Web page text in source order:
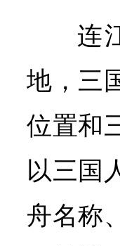
连
地，三
位置和
以三国
舟名称